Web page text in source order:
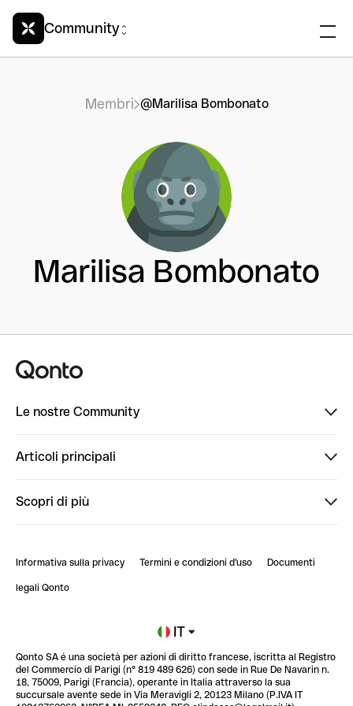
Community
Membri @Marilisa Bombonato
Marilisa Bombonato
Le nostre Community
PowerUp
Articoli principali
StrongHer Mentorship | Notion: come organizzare...
Scopri di più
Blog
Glossario finanziario
Informativa sulla privacy Termini e condizioni d'uso Documenti
legali Qonto
IT
Qonto SA é una società per azioni di diritto francese, iscritta al Registro
del Commercio di Parigi (n° 819 489 626) con sede in Rue De Navarin n.
18, 75009, Parigi (Francia), operante in Italia attraverso la sua
succursale avente sede in Via Meravigli 2, 20123 Milano (P.IVA IT